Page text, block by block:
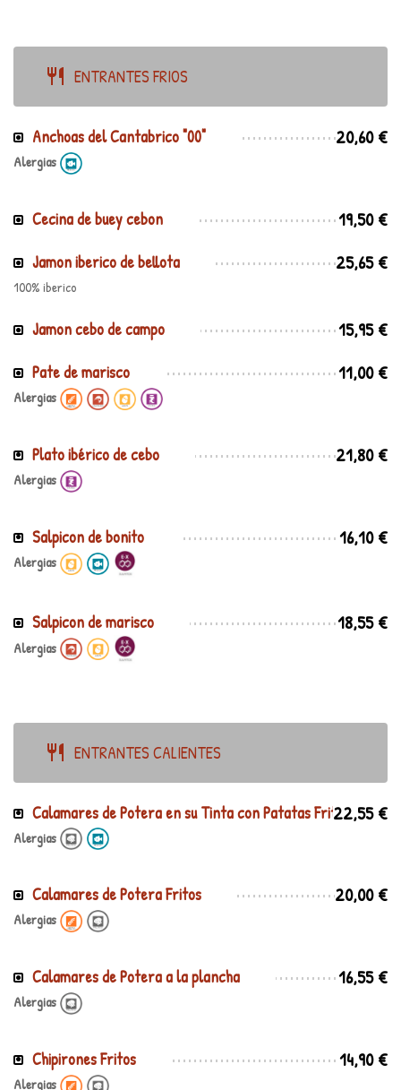
ENTRANTES FRIOS
Anchoas del Cantabrico "00" 20,60 €
Alergias
Cecina de buey cebon 19,50 €
Jamon iberico de bellota 25,65 €
100% iberico
Jamon cebo de campo 15,95 €
Pate de marisco 11,00 €
Alergias
Plato ibérico de cebo 21,80 €
Alergias
Salpicon de bonito 16,10 €
Alergias
Salpicon de marisco 18,55 €
Alergias
ENTRANTES CALIENTES
Calamares de Potera en su Tinta con Patatas Fritas22,55 €
Alergias
Calamares de Potera Fritos 20,00 €
Alergias
Calamares de Potera a la plancha 16,55 €
Alergias
Chipirones Fritos 14,90 €
Alergias